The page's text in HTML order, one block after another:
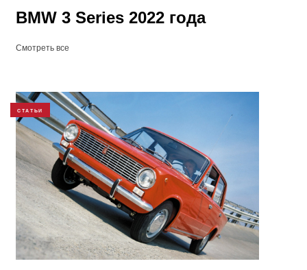
BMW 3 Series 2022 года
Смотреть все
СТАТЬИ